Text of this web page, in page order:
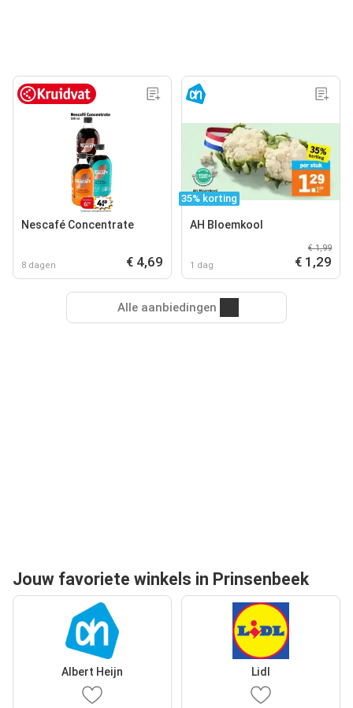
Nescafé Concentrate
8 dagen € 4,69
35% korting
AH Bloemkool
1 dag
€ 1,99
€ 1,29
Alle aanbiedingen
Jouw favoriete winkels in Prinsenbeek
Albert Heijn Lidl